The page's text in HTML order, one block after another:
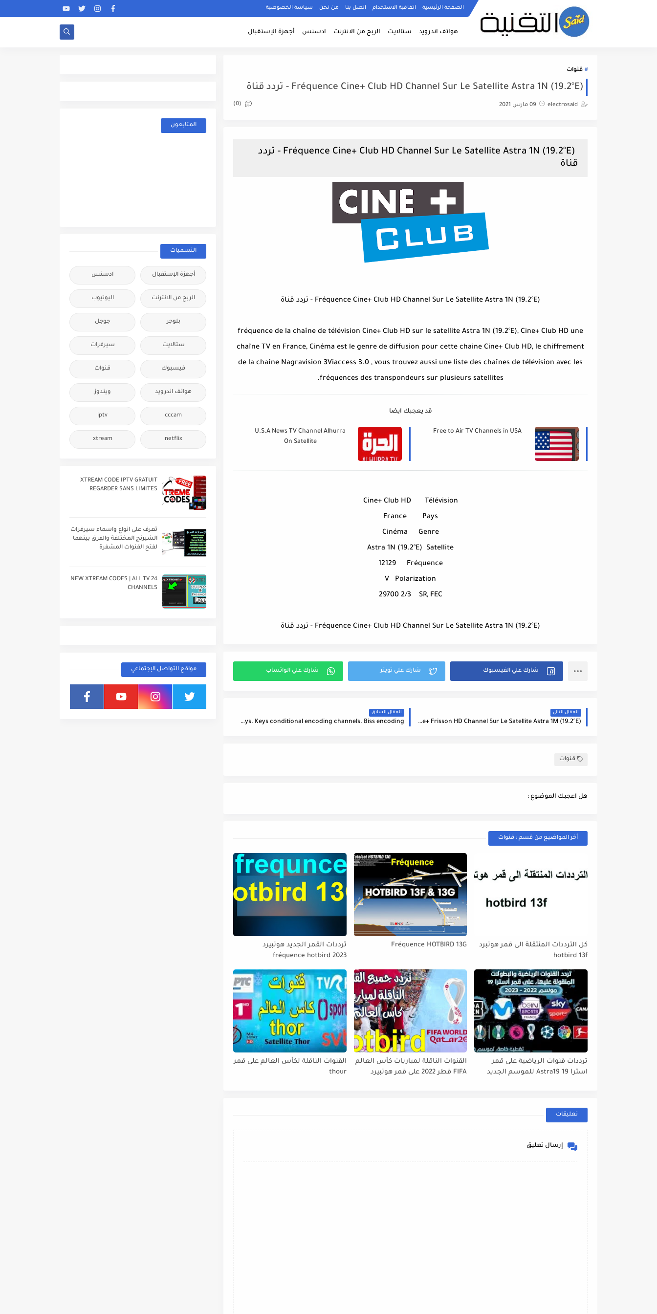
الصفحة الرئيسية اتفاقية الاستخدام اتصل بنا من نحن سياسة الخصوصية
هواتف اندرويد ستالايت الربح من الانترنت ادسنس أجهزة الإستقبال
قنوات
Fréquence Cine+ Club HD Channel Sur Le Satellite Astra 1N (19.2°E) - تردد قناة
electrosaid 09 مارس 2021 (0)
Fréquence Cine+ Club HD Channel Sur Le Satellite Astra 1N (19.2°E) - تردد
قناة
Fréquence Cine+ Club HD Channel Sur Le Satellite Astra 1N (19.2°E) - تردد قناة
fréquence de la chaîne de télévision Cine+ Club HD sur le satellite Astra 1N (19.2°E), Cine+ Club HD une
chaîne TV en France, Cinéma est le genre de diffusion pour cette chaine Cine+ Club HD, le chiffrement
de la chaîne Nagravision 3Viaccess 3.0 , vous trouvez aussi une liste des chaînes de télévision avec les
fréquences des transpondeurs sur plusieurs satellites.
قد يعجبك ايضا
Free to Air TV Channels in USA
U.S.A News TV Channel Alhurra
On Satellite
Télévision
Cine+ Club HD
Pays
France
Genre
Cinéma
Satellite
Astra 1N (19.2°E)
Fréquence
12129
Polarization
V
SR, FEC
29700 2/3
Fréquence Cine+ Club HD Channel Sur Le Satellite Astra 1N (19.2°E) - تردد قناة
المقال التالي
Fréquence Cine+ Frisson HD Channel Sur Le Satellite Astra 1M (19.2°E) - تردد قناة
المقال السابق
BISS keys. Keys conditional encoding channels. Biss encoding
قنوات
هل اعجبك الموضوع :
أخر المواضيع من قسم : قنوات
كل الترددات المنتقلة الى قمر هوتبرد
hotbird 13f
Fréquence HOTBIRD 13G
ترددات القمر الجديد هوتبيرد
fréquence hotbird 2023
ترددات قنوات الرياضية على قمر
استرا 19 Astra19 للموسم الجديد
القنوات الناقلة لمباريات كأس العالم
FIFA قطر 2022 على قمر هوتبيرد
القنوات الناقلة لكأس العالم على قمر
thour
تعليقات
إرسال تعليق
المتابعون
التسميات
أجهزة الإستقبال ادسنس
الربح من الانترنت اليوتيوب
بلوجر جوجل
ستالايت سيرفرات
فيسبوك قنوات
هواتف اندرويد ويندوز
cccam
iptv
netflix
xtream
XTREAM CODE IPTV GRATUIT
REGARDER SANS LIMITES
تعرف على انواع واسماء سيرفرات
الشيرنج المختلفة والفرق بينهما
لفتح القنوات المشفرة
24 NEW XTREAM CODES | ALL TV
CHANNELS
مواقع التواصل الإجتماعي